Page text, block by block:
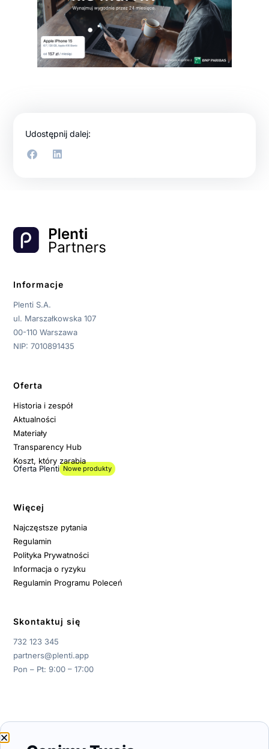
Udostępnij dalej:
Informacje
Plenti S.A.
ul. Marszałkowska 107
00-110 Warszawa
NIP: 7010891435
Oferta
Historia i zespół
Aktualności
Materiały
Transparency Hub
Koszt, który zarabia
Oferta Plenti Nowe produkty
Więcej
Najczęstsze pytania
Regulamin
Polityka Prywatności
Informacja o ryzyku
Regulamin Programu Poleceń
Skontaktuj się
732 123 345
partners@plenti.app
Pon – Pt: 9:00 – 17:00
Panel programu: